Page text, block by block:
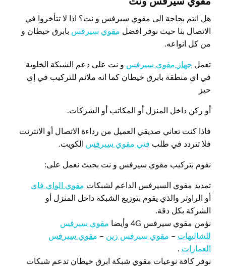
هل انتم بحاجة الى مقوي سيرفس و نت؟ اذا لا تتأخروا في
الاتصال بنا حيث نوفر افضل مقوي سيرفس بابرق خيطان و
من كل انواعه.
تعمل جهاز مقوي سيرفس و نت على دعم الشبكة الخلوية
في اي منطقة بابرق خيطان كما انه ملائم للتركيب في إي
حيز
أو ركن داخل المنزل أو المكاتب أو الشركات.
فاذا كنت تعاني صديقي العميل من رداءة الاتصال أو الانترنت
فلا تتردد في طلب فني مقوي سيرفس الكويت.
نقوم بتركيب مقوي سيرفس و نت بحيث نعمل على:
تمديد مقوي السيرفس الداعم لشبكات مقوي الواي فاي
أو الراوتر والذي يقوم بتوزيع الشبكة داخل المنزل أو
الشركة بكل دقة.
نؤمن مقوي سيرفس 4G وأيضا
مقوي سيرفس
للشاليهات – مقوي سيرفس زين – مقوي سيرفس
العمارات .
نوفر كافة نوعيات مقوي شبكة ابرق خيطان تدعم شبكات